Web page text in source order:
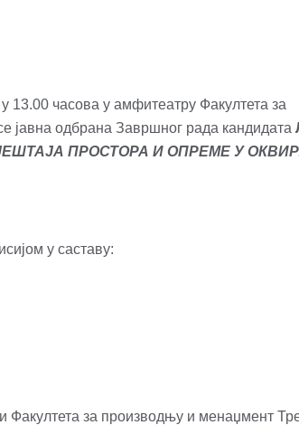
13.00 часова у амфитеатру Факултета за
одбрана Завршног рада кандидата
ШТАЈА ПРОСТОРА И ОПРЕМЕ У
у саставу:
Факултета за производњу и менаџмент